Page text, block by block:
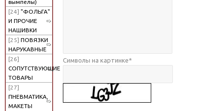
вымпелы)
[24] "ФОЛЬГА"
И ПРОЧИЕ
НАШИВКИ
[25] ПОВЯЗКИ
НАРУКАВНЫЕ
[26]
СОПУТСТВУЮЩИЕ
ТОВАРЫ
[27]
ПНЕВМАТИКА,
МАКЕТЫ
Символы на картинке*